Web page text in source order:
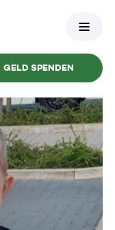
GELD SPENDEN